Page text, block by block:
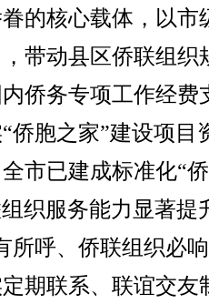
的核心载体，以市
带动县区侨联组织
侨务专项工作经费
侨胞之家”建设项目
市已建成标准化“
织服务能力显著提
所呼、侨联组织必
期联系、联谊交友